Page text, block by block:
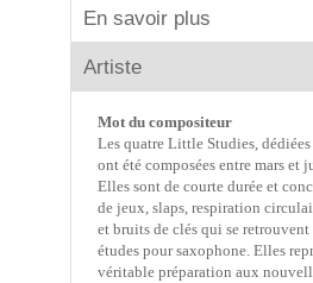
En savoir plus
Artiste
Mot du compositeur
Les quatre Little Studies,
ont été composées entre mars et
Elles sont de courte durée et
de jeux, slaps, respiration
et bruits de clés qui se retrouvent
études pour saxophone. Elles
véritable préparation aux